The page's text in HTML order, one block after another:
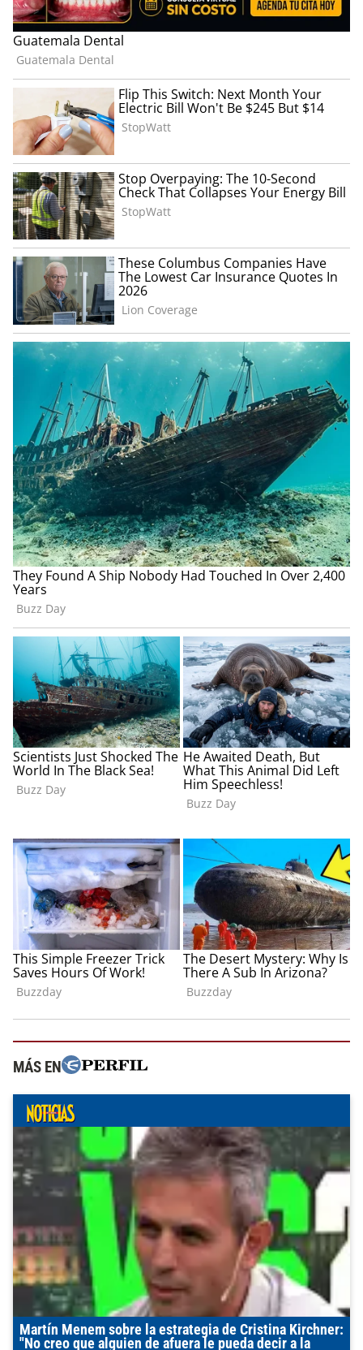
MÁS EN
Martín Menem sobre la estrategia de Cristina Kirchner:
"No creo que alguien de afuera le pueda decir a la